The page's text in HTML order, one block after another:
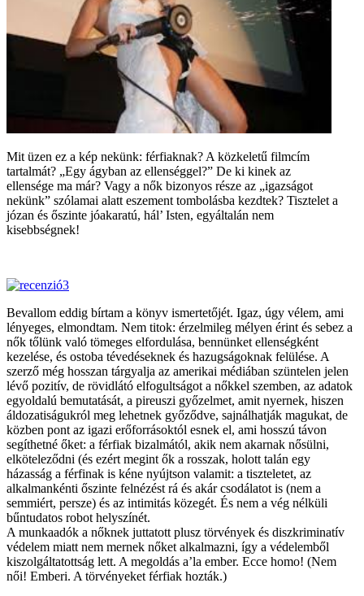
Mit üzen ez a kép nekünk: férfiaknak? A közkeletű filmcím
tartalmát? „Egy ágyban az ellenséggel?” De ki kinek az
ellensége ma már? Vagy a nők bizonyos része az „igazságot
nekünk” szólamai alatt eszement tombolásba kezdtek? Tisztelet a
józan és őszinte jóakaratú, hál’ Isten, egyáltalán nem
kisebbségnek!
Bevallom eddig bírtam a könyv ismertetőjét. Igaz, úgy vélem, ami
lényeges, elmondtam. Nem titok: érzelmileg mélyen érint és sebez a
nők tőlünk való tömeges elfordulása, bennünket ellenségként
kezelése, és ostoba tévedéseknek és hazugságoknak felülése. A
szerző még hosszan tárgyalja az amerikai médiában szüntelen jelen
lévő pozitív, de rövidlátó elfogultságot a nőkkel szemben, az adatok
egyoldalú bemutatását, a pireuszi győzelmet, amit nyernek, hiszen
áldozatiságukról meg lehetnek győződve, sajnálhatják magukat, de
közben pont az igazi erőforrásoktól esnek el, ami hosszú távon
segíthetné őket: a férfiak bizalmától, akik nem akarnak nősülni,
elköteleződni (és ezért megint ők a rosszak, holott talán egy
házasság a férfinak is kéne nyújtson valamit: a tiszteletet, az
alkalmankénti őszinte felnézést rá és akár csodálatot is (nem a
semmiért, persze) és az intimitás közegét. És nem a vég nélküli
bűntudatos robot helyszínét.
A munkaadók a nőknek juttatott plusz törvények és diszkriminatív
védelem miatt nem mernek nőket alkalmazni, így a védelemből
kiszolgáltatottság lett. A megoldás a’la ember. Ecce homo! (Nem
női! Emberi. A törvényeket férfiak hozták.)